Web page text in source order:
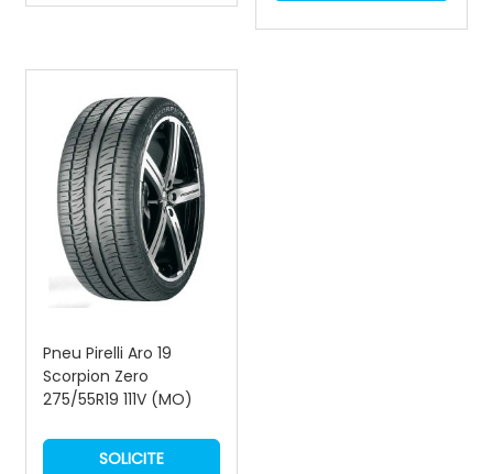
Pneu Pirelli Aro 19
Scorpion Zero
275/55R19 111V (MO)
SOLICITE